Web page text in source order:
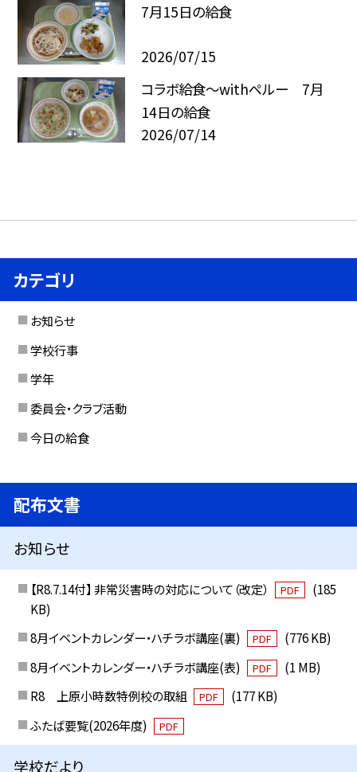
7月15日の給食
2026/07/15
コラボ給食～withペルー 7月
14日の給食
2026/07/14
カテゴリ
お知らせ
学校行事
学年
委員会・クラブ活動
今日の給食
配布文書
お知らせ
【R8.7.14付】 非常災害時の対応について（改定） PDF
(185
KB)
8月イベントカレンダー・ハチラボ講座(裏)
PDF
(776 KB)
8月イベントカレンダー・ハチラボ講座(表)
PDF
(1 MB)
R8 上原小時数特例校の取組
PDF
(177 KB)
ふたば要覧(2026年度)
PDF
学校だより